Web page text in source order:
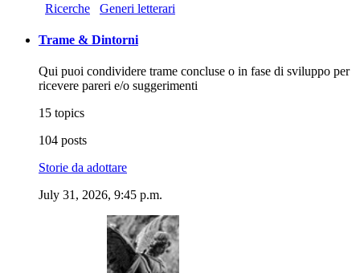
Ricerche
Generi letterari
Trame & Dintorni
Qui puoi condividere trame concluse o in fase di sviluppo per
ricevere pareri e/o suggerimenti
15 topics
104 posts
Storie da adottare
July 31, 2026, 9:45 p.m.